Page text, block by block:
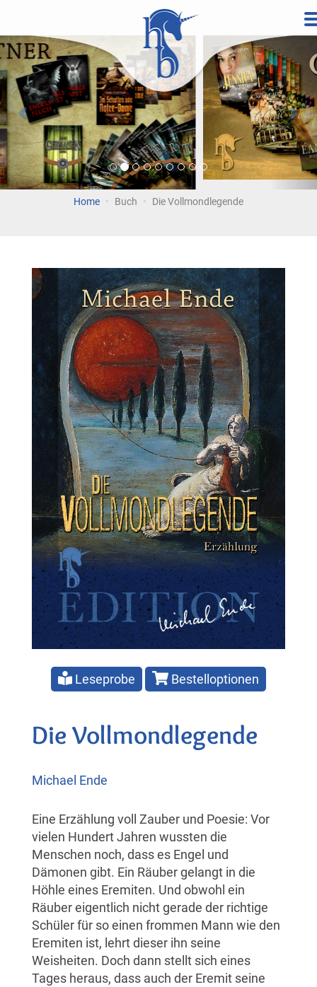
InhaltVorherige
Home Buch Die Vollmondlegende
Leseprobe Bestelloptionen
Die Vollmondlegende
Michael Ende
Eine Erzählung voll Zauber und Poesie: Vor
vielen Hundert Jahren wussten die
Menschen noch, dass es Engel und
Dämonen gibt. Ein Räuber gelangt in die
Höhle eines Eremiten. Und obwohl ein
Räuber eigentlich nicht gerade der richtige
Schüler für so einen frommen Mann wie den
Eremiten ist, lehrt dieser ihn seine
Weisheiten. Doch dann stellt sich eines
Tages heraus, dass auch der Eremit seine